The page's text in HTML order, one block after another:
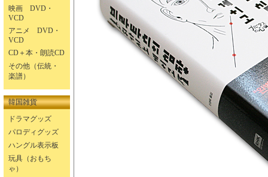
映画 DVD・
VCD
アニメ DVD・
VCD
CD＋本・朗読CD
その他（伝統・
楽譜）
韓国雑貨
ドラマグッズ
パロディグッズ
ハングル表示板
玩具（おもち
ゃ）